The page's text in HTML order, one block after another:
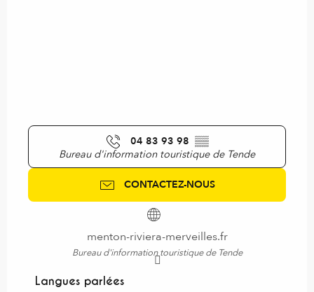
04 83 93 98 ▒▒
Bureau d'information touristique de Tende
CONTACTEZ-NOUS
menton-riviera-merveilles.fr
Bureau d'information touristique de Tende
Langues parlées
Langues parlées